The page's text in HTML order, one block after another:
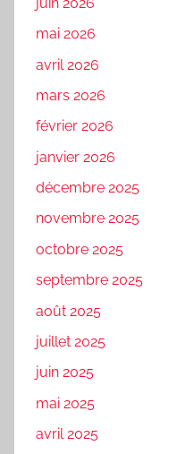
mai 2026
avril 2026
mars 2026
février 2026
janvier 2026
décembre 2025
novembre 2025
octobre 2025
septembre 2025
août 2025
juillet 2025
juin 2025
mai 2025
avril 2025